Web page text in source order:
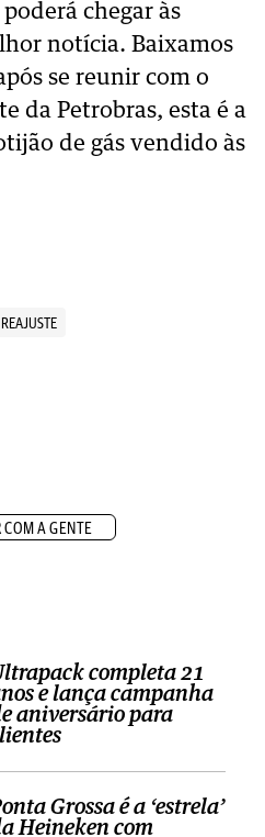
chegar às
notícia. Baixamos
se reunir com o
da Petrobras, esta é a
de gás vendido às
REAJUSTE
COM A GENTE
completa 21
e lança campanha
aniversário para
Grossa é a ‘estrela’
Heineken com